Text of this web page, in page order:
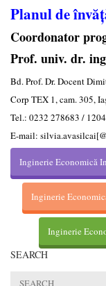
Planul de
Coordonator
Prof. univ. dr.
Bd. Prof. Dr. Docent
Corp TEX 1, cam. 305,
Tel.: 0232 278683 / 1204
E-mail:
Inginerie Economică
Inginerie
Inginerie
SEARCH